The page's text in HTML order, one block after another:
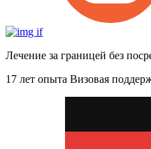
Лечение за границей без
17 лет опыта Визовая